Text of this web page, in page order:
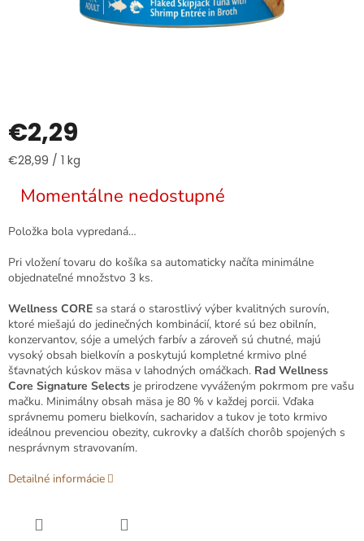
€2,29
Jednotková
€28,99 / 1 kg
Momentálne nedostupné
Položka bola vypredaná…
Pri vložení tovaru do košíka sa automaticky načíta minimálne
objednateľné množstvo 3 ks.
Wellness CORE sa stará o starostlivý výber kvalitných surovín,
ktoré miešajú do jedinečných kombinácií, ktoré sú bez obilnín,
konzervantov, sóje a umelých farbív a zároveň sú chutné, majú
vysoký obsah bielkovín a poskytujú kompletné krmivo plné
šťavnatých kúskov mäsa v lahodných omáčkach. Rad Wellness
Core Signature Selects je prirodzene vyváženým pokrmom pre vašu
mačku. Minimálny obsah mäsa je 80 % v každej porcii. Vďaka
správnemu pomeru bielkovín, sacharidov a tukov je toto krmivo
ideálnou prevenciou obezity, cukrovky a ďalších chorôb spojených s
nesprávnym stravovaním.
Detailné informácie